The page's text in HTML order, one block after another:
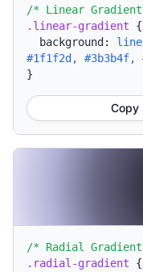
/* Linear
.linear-gradient {
background:
#1f1f2d, #3b3b4f,
}
Copy
/* Radial
.radial-gradient {